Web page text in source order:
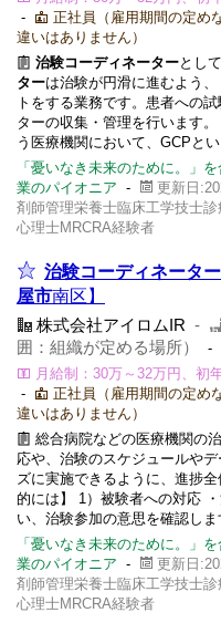
-
正社員（雇用期間の定め
違いはありません）
治験コーディネーターとし
ターは治験が円滑に進むよう
トをする業務です。患者への
ターの収集・管理を行います
う医療機関において、GCPと
「憂いなき未来のために。」
業のパイオニア - 更新日
剤師管理栄養士臨床工学技士
心理士MRCRA経験者
治験コーディネーター
屋市南区】
株式会社アイロムIR -
囲：組織が定める場所）
-
月給制：30万～32万円、初
-
正社員（雇用期間の定め
違いはありません）
総合病院などの医療機関の
応や、治験のスケジュールや
ズに実施できるように、進捗
的には】 1）被験者への対応
い、治験参加の意思を確認しま
「憂いなき未来のために。」
業のパイオニア - 更新日
剤師管理栄養士臨床工学技士
心理士MRCRA経験者